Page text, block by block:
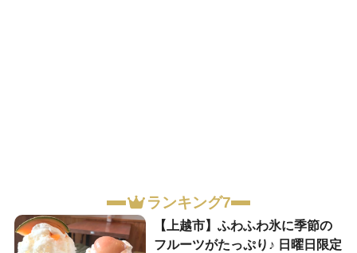
ランキング7
【上越市】ふわふわ氷に季節の
フルーツがたっぷり♪ 日曜日限定